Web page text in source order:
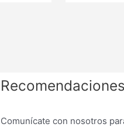
Comunícate con nosotros